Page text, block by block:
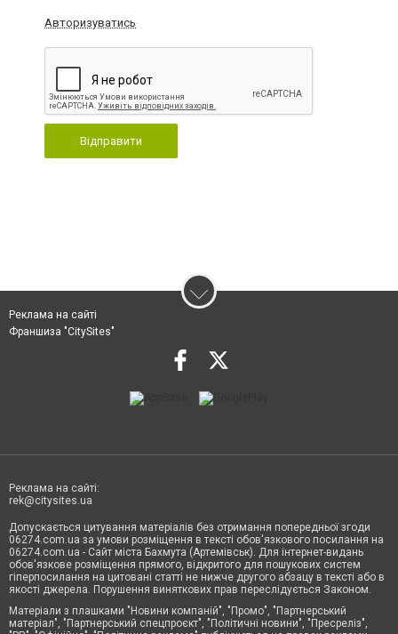
Авторизуватись
Відправити
Реклама на сайті
Франшиза "CitySites"
Реклама на сайті:
rek@citysites.ua
Допускається цитування матеріалів без отримання попередньої згоди
06274.com.ua за умови розміщення в тексті обов'язкового посилання на
06274.com.ua - Сайт міста Бахмута (Артемівськ). Для інтернет-видань
обов'язкове розміщення прямого, відкритого для пошукових систем
гіперпосилання на цитовані статті не нижче другого абзацу в тексті або в
якості джерела. Порушення виняткових прав переслідується Законом.
Матеріали з плашками "Новини компаній", "Промо", "Партнерський
матеріал", "Партнерський спецпроєкт", "Політичні новини", "Пресреліз",